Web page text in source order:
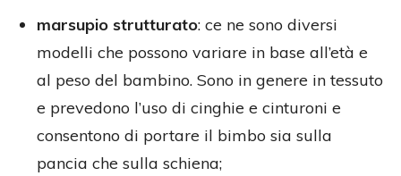
marsupio strutturato: ce ne sono diversi
modelli che possono variare in base all’età e
al peso del bambino. Sono in genere in tessuto
e prevedono l’uso di cinghie e cinturoni e
consentono di portare il bimbo sia sulla
pancia che sulla schiena;